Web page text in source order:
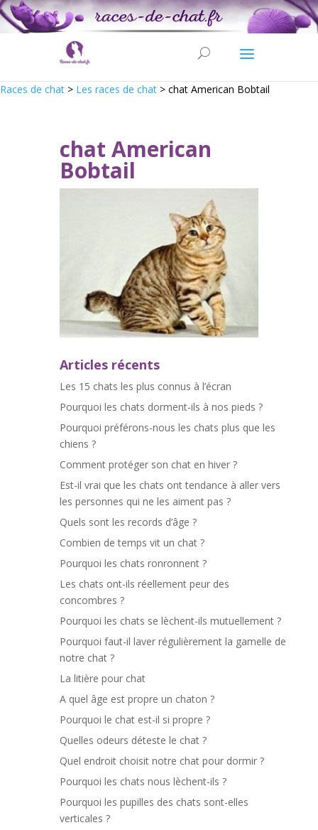
Races de chat > Les races de chat > chat American Bobtail
chat American
Bobtail
Articles récents
Les 15 chats les plus connus à l’écran
Pourquoi les chats dorment-ils à nos pieds ?
Pourquoi préférons-nous les chats plus que les
chiens ?
Comment protéger son chat en hiver ?
Est-il vrai que les chats ont tendance à aller vers
les personnes qui ne les aiment pas ?
Quels sont les records d’âge ?
Combien de temps vit un chat ?
Pourquoi les chats ronronnent ?
Les chats ont-ils réellement peur des
concombres ?
Pourquoi les chats se lèchent-ils mutuellement ?
Pourquoi faut-il laver régulièrement la gamelle de
notre chat ?
La litière pour chat
A quel âge est propre un chaton ?
Pourquoi le chat est-il si propre ?
Quelles odeurs déteste le chat ?
Quel endroit choisit notre chat pour dormir ?
Pourquoi les chats nous lèchent-ils ?
Pourquoi les pupilles des chats sont-elles
verticales ?